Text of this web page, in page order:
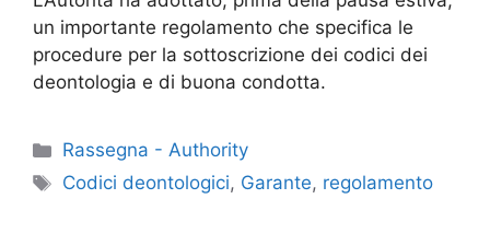
un importante regolamento che specifica le
procedure per la sottoscrizione dei codici dei
deontologia e di buona condotta.
Categorie
Rassegna - Authority
Tag
Codici deontologici, Garante, regolamento